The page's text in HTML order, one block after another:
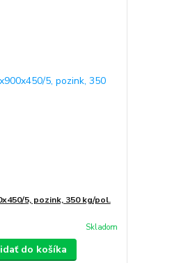
5, pozink, 350 kg/pol.
Skladom
do košíka